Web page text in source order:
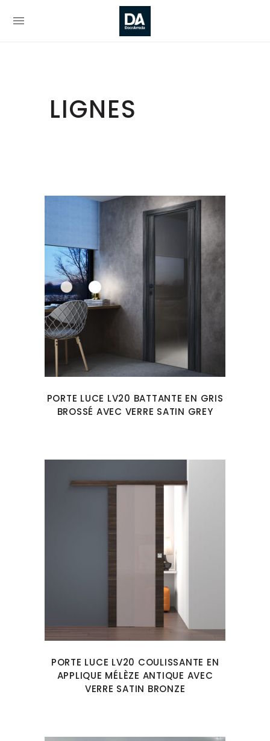
LIGNES
PORTE LUCE LV20 BATTANTE EN GRIS
BROSSÉ AVEC VERRE SATIN GREY
PORTE LUCE LV20 COULISSANTE EN
APPLIQUE MÉLÈZE ANTIQUE AVEC
VERRE SATIN BRONZE